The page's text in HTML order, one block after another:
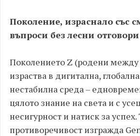
Поколение, израснало със
въпроси без лесни отговори
Поколението Z (родени между
израства в дигитална,
нестабилна среда –
цялото знание на света и с
несигурност и натиск за
противоречивост изгражда